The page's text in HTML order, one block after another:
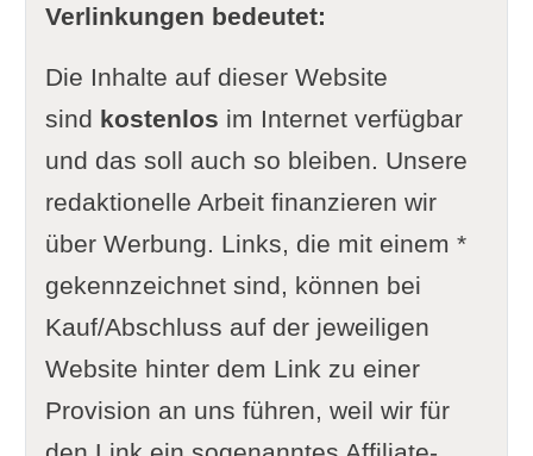
Verlinkungen bedeutet:
Die Inhalte auf dieser Website
sind kostenlos im Internet verfügbar
und das soll auch so bleiben. Unsere
redaktionelle Arbeit finanzieren wir
über Werbung. Links, die mit einem *
gekennzeichnet sind, können bei
Kauf/Abschluss auf der jeweiligen
Website hinter dem Link zu einer
Provision an uns führen, weil wir für